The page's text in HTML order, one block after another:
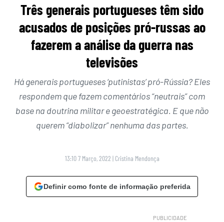
Três generais portugueses têm sido
acusados de posições pró-russas ao
fazerem a análise da guerra nas
televisões
Há generais portugueses ‘putinistas’ pró-Rússia? Eles
respondem que fazem comentários “neutrais” com
base na doutrina militar e geoestratégica. E que não
querem “diabolizar” nenhuma das partes.
13:10 7 Março, 2022 | Cristina Mendonça
Definir como fonte de informação preferida